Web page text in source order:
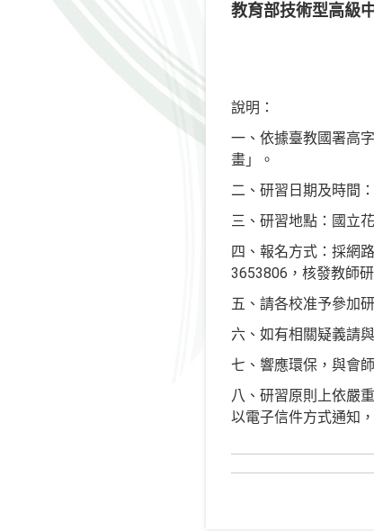
教育部技術型高級
說明：
一、依據臺教國署高
畫」。
二、研習日期及時間
三、研習地點：國立
四、報名方式：採網
3653806，核發教師
五、請各校准予參加
六、如有相關疑義請
七、響應環保，與會
八、研習原則上依嚴
以電子信件方式通知